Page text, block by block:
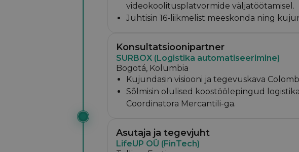
videokoolitusplatvormide väljatöötamisel.
Juhtisin 16-liikmelist meeskonda ning
Konsultatsioonipartner
SURBOX (Logistika automatiseerimine)
Bogotá, Kolumbia
Kujundasin visiooni ja tegevuskava
Sõlmisin olulised koostöölepingud
Coordinatora Mercantili-ga.
Asutaja ja tegevjuht
LifeUP OÜ (FinTech)